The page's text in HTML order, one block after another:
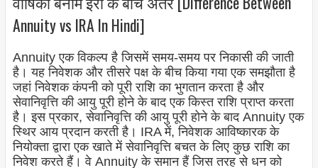
Annuity vs IRA In Hindi]
Annuity एक विकल्प है जिसमें समय-समय पर निकासी की जाती
है। यह निवेशक और तीसरे पक्ष के बीच किया गया एक समझौता है
जहां निवेशक कंपनी को पूरी राशि का भुगतान करता है और
सेवानिवृत्ति की आयु पूरी होने के बाद एक किस्त राशि प्राप्त करता
है। इस प्रकार, सेवानिवृत्ति की आयु पूरी होने के बाद Annuity एक
स्थिर आय प्रदान करती है। IRA में, निवेशक आविष्कारक के
नियोक्ता द्वारा एक खाते में सेवानिवृत्ति बचत के लिए कुछ राशि का
निवेश करते हैं। वे Annuity के समान हैं जिस तरह से धन को